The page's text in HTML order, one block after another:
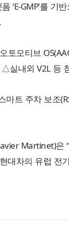
‘E-GMP’를
모티브
내외 V2L 등
트 주차 보조
Martinet)
대차의 유럽